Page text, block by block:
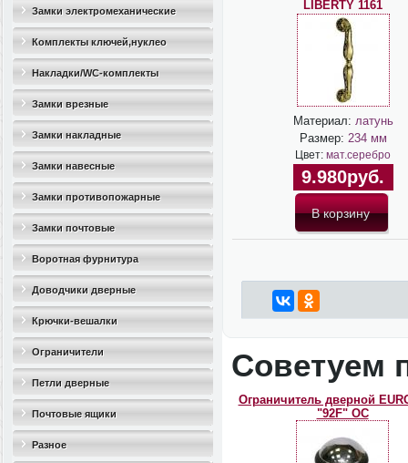
Замки электромеханические
Комплекты ключей,нуклео
Накладки/WC-комплекты
Замки врезные
Замки накладные
Замки навесные
Замки противопожарные
Замки почтовые
Воротная фурнитура
Доводчики дверные
Крючки-вешалки
Ограничители
дверные(стопоры)
Петли дверные
Почтовые ящики
Разное
LIBERTY 1161
Материал: латунь
Размер: 234 мм
Цвет: мат.серебро
9.980руб.
Советуем
Ограничитель дверной
"92F" OC